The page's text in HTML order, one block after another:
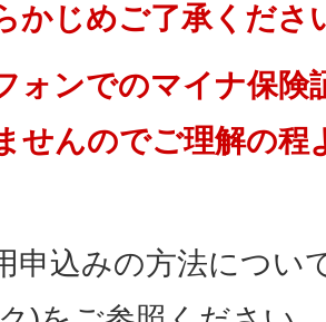
かじめご了承くださ
ォンでのマイナ保険
せんのでご理解の程
申込みの方法につい